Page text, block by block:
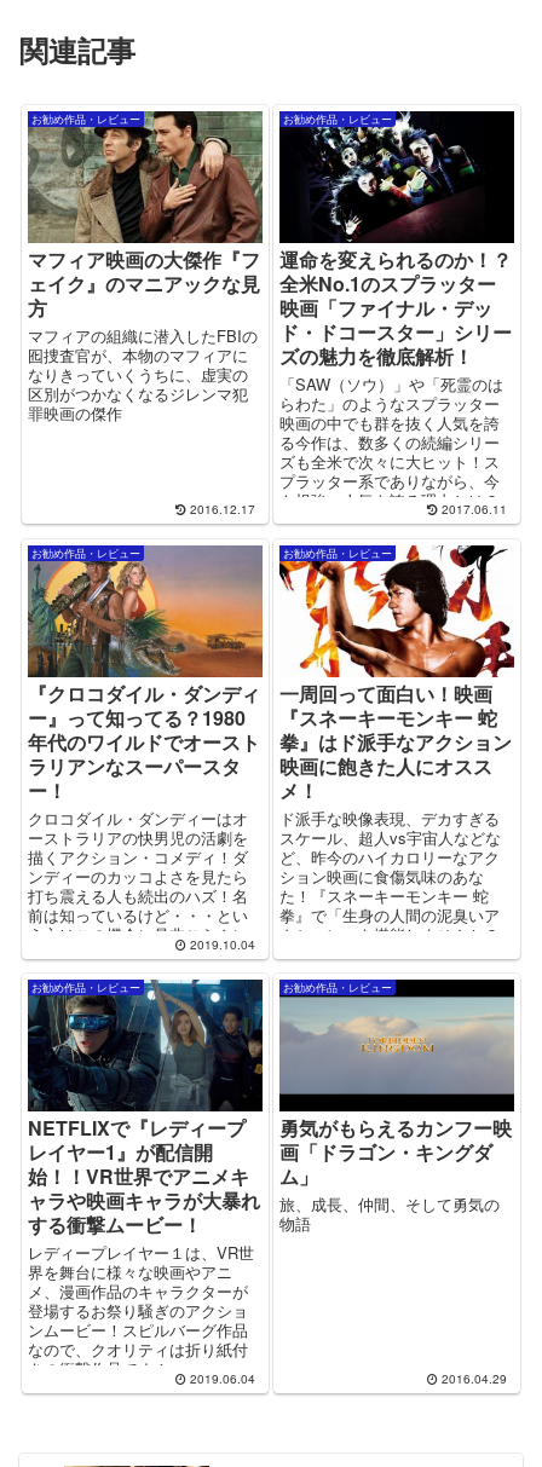
関連記事
お勧め作品・レビュー
マフィア映画の大傑作『フ
ェイク』のマニアックな見
方
マフィアの組織に潜入したFBIの
囮捜査官が、本物のマフィアに
なりきっていくうちに、虚実の
区別がつかなくなるジレンマ犯
罪映画の傑作
2016.12.17
お勧め作品・レビュー
運命を変えられるのか！？
全米No.1のスプラッター
映画「ファイナル・デッ
ド・ドコースター」シリー
ズの魅力を徹底解析！
「SAW（ソウ）」や「死霊のは
らわた」のようなスプラッター
映画の中でも群を抜く人気を誇
る今作は、数多くの続編シリー
ズも全米で次々に大ヒット！ス
プラッター系でありながら、今
も根強い人気を誇る理由とは？
2017.06.11
お勧め作品・レビュー
『クロコダイル・ダンディ
ー』って知ってる？1980
年代のワイルドでオースト
ラリアンなスーパースタ
ー！
クロコダイル・ダンディーはオ
ーストラリアの快男児の活劇を
描くアクション・コメディ！ダ
ンディーのカッコよさを見たら
打ち震える人も続出のハズ！名
前は知っているけど・・・とい
う方はこの機会に是非ごらんに
なってみてください！2019.10.04
お勧め作品・レビュー
一周回って面白い！映画
『スネーキーモンキー 蛇
拳』はド派手なアクション
映画に飽きた人にオスス
メ！
ド派手な映像表現、デカすぎる
スケール、超人vs宇宙人などな
ど、昨今のハイカロリーなアク
ション映画に食傷気味のあな
た！『スネーキーモンキー 蛇
拳』で「生身の人間の泥臭いア
クション」を堪能しませんか？
お勧め作品・レビュー
NETFLIXで『レディープ
レイヤー1』が配信開
始！！VR世界でアニメキ
ャラや映画キャラが大暴れ
する衝撃ムービー！
レディープレイヤー１は、VR世
界を舞台に様々な映画やアニ
メ、漫画作品のキャラクターが
登場するお祭り騒ぎのアクショ
ンムービー！スピルバーグ作品
なので、クオリティは折り紙付
きの衝撃作品です！
2019.06.04
お勧め作品・レビュー
勇気がもらえるカンフー映
画「ドラゴン・キングダ
ム」
旅、成長、仲間、そして勇気の
物語
2016.04.29